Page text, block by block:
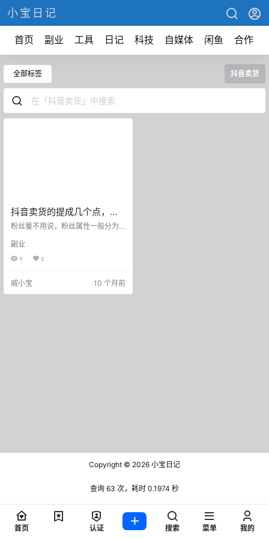
小宝日记
首页 副业 工具 日记 科技 自媒体 闲鱼 合作
全部标签 抖音卖货
抖音卖货的提成几个点，抖
音橱窗能挣钱吗
粉丝量不用说，粉丝属性一般分为
丝、精准粉丝，好比搞笑粉、情感
粉、宝妈粉。也不要看见别的这种
在也都是个例，有些是整个抖音也
没有几个做到那种程度的，一定不
副业
9 0
威小宝 10 个月前
Copyright © 2026 小宝日记
查询 63 次，耗时 0.1974 秒
首页 认证 搜索 菜单 我的